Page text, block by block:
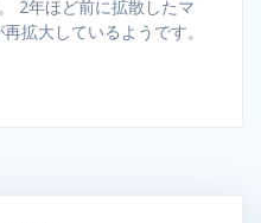
2年ほど前に拡散したマ
拡大しているようです。